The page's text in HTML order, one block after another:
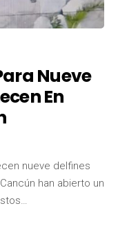
Nueve
En
nueve delfines
han abierto un